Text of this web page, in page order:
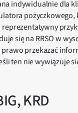
indywidualnie dla
się na RRSO w
prawo przekazać
ten nie wywiązuje
KRD